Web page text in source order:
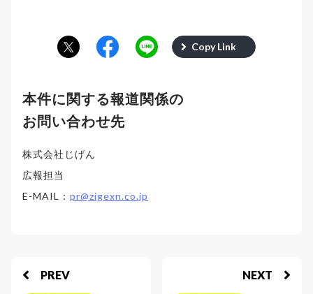
Copy Link
本件に関する報道関係の
お問い合わせ先
株式会社じげん
広報担当
E-MAIL： pr@zigexn.co.jp
PREV NEXT